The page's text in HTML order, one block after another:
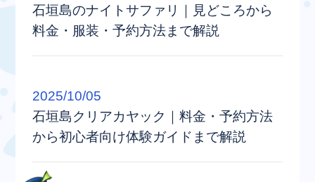
石垣島のナイトサファリ｜見どころから
料金・服装・予約方法まで解説
2025/10/05
石垣島クリアカヤック｜料金・予約方法
から初心者向け体験ガイドまで解説